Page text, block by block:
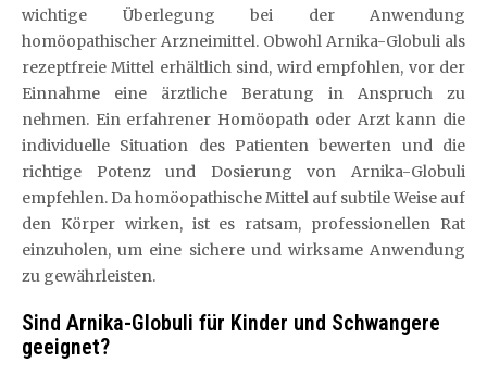
wichtige Überlegung bei der Anwendung
homöopathischer Arzneimittel. Obwohl Arnika-Globuli als
rezeptfreie Mittel erhältlich sind, wird empfohlen, vor der
Einnahme eine ärztliche Beratung in Anspruch zu
nehmen. Ein erfahrener Homöopath oder Arzt kann die
individuelle Situation des Patienten bewerten und die
richtige Potenz und Dosierung von Arnika-Globuli
empfehlen. Da homöopathische Mittel auf subtile Weise auf
den Körper wirken, ist es ratsam, professionellen Rat
einzuholen, um eine sichere und wirksame Anwendung
zu gewährleisten.
Sind Arnika-Globuli für Kinder und Schwangere
geeignet?